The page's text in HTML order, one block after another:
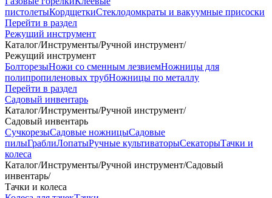
пистолетыКордщеткиСтеклодомкраты и вакуумные присоски
Перейти в раздел
Режущий инструмент
Каталог/Инструменты/Ручной инструмент/
Режущий инструмент
БолторезыНожи со сменным лезвиемНожницы для
полипропиленовых трубНожницы по металлу
Перейти в раздел
Садовый инвентарь
Каталог/Инструменты/Ручной инструмент/
Садовый инвентарь
СучкорезыСадовые ножницыСадовые
пилыГраблиЛопатыРучные культиваторыСекаторыТачки и
колеса
Каталог/Инструменты/Ручной инструмент/Садовый
инвентарь/
Тачки и колеса